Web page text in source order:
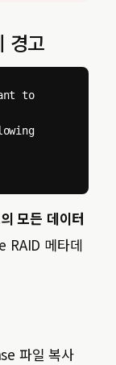
경고
to
모든 데이터
RAID 메타데
파일 복사